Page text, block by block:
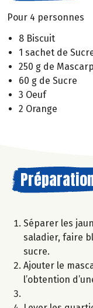
Pour 4 personnes
8 Biscuit
1 sachet de
250 g de
60 g de Sucre
3 Oeuf
2 Orange
Séparer les
saladier, faire
sucre.
Ajouter le
l’obtention